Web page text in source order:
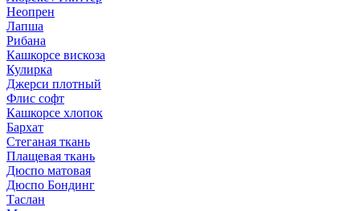
Неопрен
Лапша
Рибана
Кашкорсе вискоза
Кулирка
Джерси плотный
Флис софт
Кашкорсе хлопок
Бархат
Стеганая ткань
Плащевая ткань
Дюспо матовая
Дюспо Бондинг
Таслан